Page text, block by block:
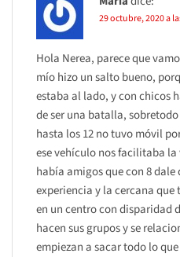
29 octubre, 2020 a
Hola Nerea, parece que
mío hizo un salto bueno,
estaba al lado, y con chicos
de ser una batalla,
hasta los 12 no tuvo móvil
ese vehículo nos facilitaba
había amigos que con 8
experiencia y la cercana que
en un centro con disparidad
hacen sus grupos y se
empiezan a sacar todo lo